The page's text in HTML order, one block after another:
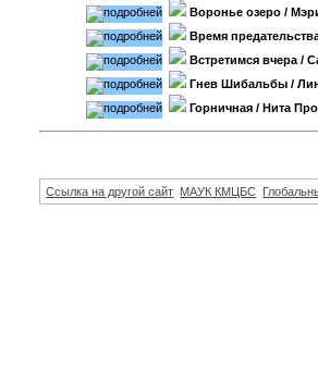
Воронье озеро /
Время
Встретимся вчера /
Гнев Шибальбы /
Горничная / Нита
Ссылка на другой сайт МАУК КМЦБС